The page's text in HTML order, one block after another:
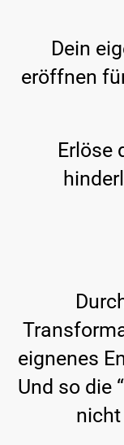
Dein
eröffnen
Erlöse
eignenes
Und so die